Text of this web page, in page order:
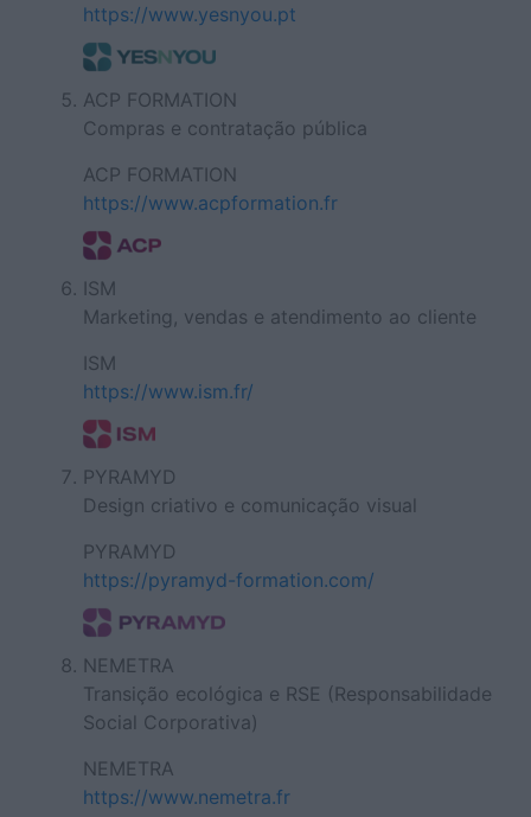
https://www.yesnyou.pt
ACP FORMATION
Compras e contratação pública
ACP FORMATION
https://www.acpformation.fr
ISM
Marketing, vendas e atendimento ao cliente
ISM
https://www.ism.fr/
PYRAMYD
Design criativo e comunicação visual
PYRAMYD
https://pyramyd-formation.com/
NEMETRA
Transição ecológica e RSE (Responsabilidade
Social Corporativa)
NEMETRA
https://www.nemetra.fr